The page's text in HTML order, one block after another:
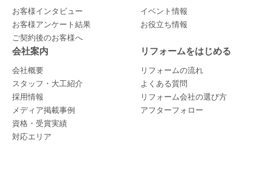
お客様インタビュー
お客様アンケート結果
ご契約後のお客様へ
イベント情報
お役立ち情報
会社案内
会社概要
スタッフ・大工紹介
採用情報
メディア掲載事例
資格・受賞実績
対応エリア
リフォームをはじめる
リフォームの流れ
よくある質問
リフォーム会社の選び方
アフターフォロー